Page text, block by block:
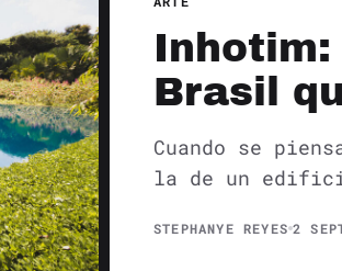
Brasil
Cuando se
la de un
STEPHANYE REYES 2